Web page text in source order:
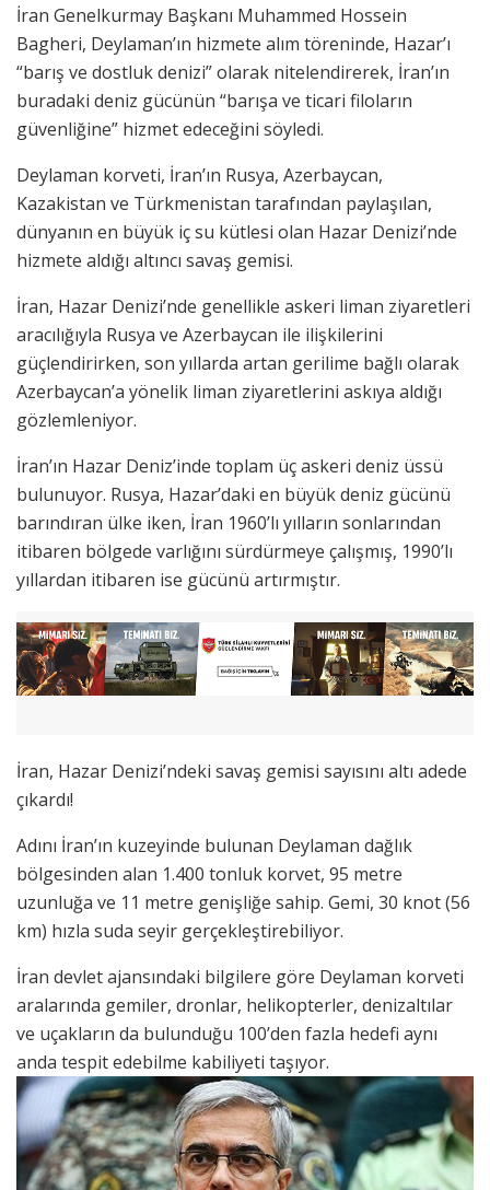
İran Genelkurmay Başkanı Muhammed Hossein
Bagheri, Deylaman’ın hizmete alım töreninde, Hazar’ı
“barış ve dostluk denizi” olarak nitelendirerek, İran’ın
buradaki deniz gücünün “barışa ve ticari filoların
güvenliğine” hizmet edeceğini söyledi.
Deylaman korveti, İran’ın Rusya, Azerbaycan,
Kazakistan ve Türkmenistan tarafından paylaşılan,
dünyanın en büyük iç su kütlesi olan Hazar Denizi’nde
hizmete aldığı altıncı savaş gemisi.
İran, Hazar Denizi’nde genellikle askeri liman ziyaretleri
aracılığıyla Rusya ve Azerbaycan ile ilişkilerini
güçlendirirken, son yıllarda artan gerilime bağlı olarak
Azerbaycan’a yönelik liman ziyaretlerini askıya aldığı
gözlemleniyor.
İran’ın Hazar Deniz’inde toplam üç askeri deniz üssü
bulunuyor. Rusya, Hazar’daki en büyük deniz gücünü
barındıran ülke iken, İran 1960’lı yılların sonlarından
itibaren bölgede varlığını sürdürmeye çalışmış, 1990’lı
yıllardan itibaren ise gücünü artırmıştır.
İran, Hazar Denizi’ndeki savaş gemisi sayısını altı adede
çıkardı!
Adını İran’ın kuzeyinde bulunan Deylaman dağlık
bölgesinden alan 1.400 tonluk korvet, 95 metre
uzunluğa ve 11 metre genişliğe sahip. Gemi, 30 knot (56
km) hızla suda seyir gerçekleştirebiliyor.
İran devlet ajansındaki bilgilere göre Deylaman korveti
aralarında gemiler, dronlar, helikopterler, denizaltılar
ve uçakların da bulunduğu 100’den fazla hedefi aynı
anda tespit edebilme kabiliyeti taşıyor.